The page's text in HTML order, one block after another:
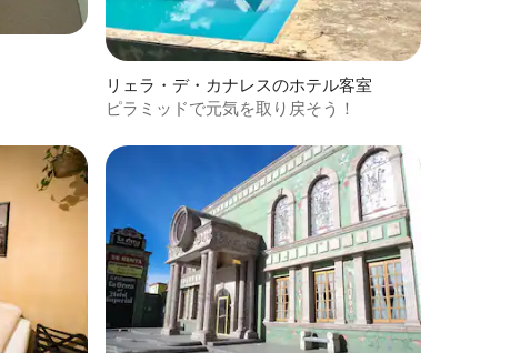
リェラ・デ・カナレスのホテル客室
ピラミッドで元気を取り戻そう！